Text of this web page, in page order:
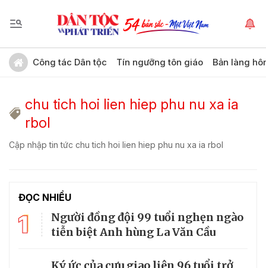
Công tác Dân tộc Tín ngưỡng tôn giáo Bản làng
chu tich hoi lien hiep phu nu xa ia
rbol
Cập nhập tin tức chu tich hoi lien hiep phu nu xa ia rbol
ĐỌC NHIỀU
1
Người đồng đội 99 tuổi nghẹn ngào
tiễn biệt Anh hùng La Văn Cầu